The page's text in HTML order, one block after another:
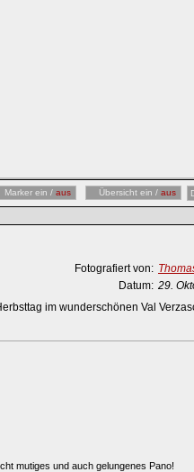
Marker ein / aus Übersicht ein / aus
Fotografiert von:
Datum: 29.
im wunderschönen Val
mutiges und auch gelungenes Pano!